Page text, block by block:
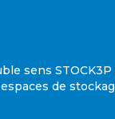
sens STOCK3P
de